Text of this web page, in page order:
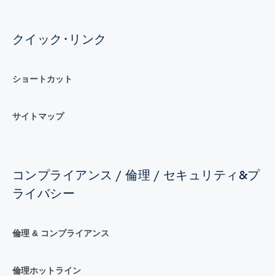
クイック･リンク
ショートカット
サイトマップ
コンプライアンス / 倫理 / セキュリティ&プ
ライバシー
倫理 & コンプライアンス
倫理ホットライン